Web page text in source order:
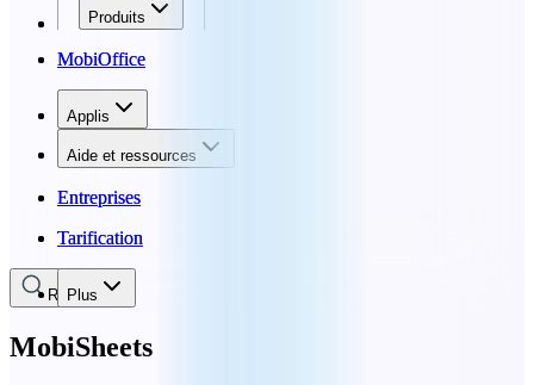
Produits
MobiOffice
Applis
Aide et ressources
Entreprises
Tarification
Plus
Produits
MobiOffice
Applis
Aide et ressources
Entreprises
Tarification
Recherche
MobiSheets